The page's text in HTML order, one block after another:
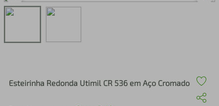
Esteirinha Redonda Utimil CR 536 em Aço Cromado
3º perfume